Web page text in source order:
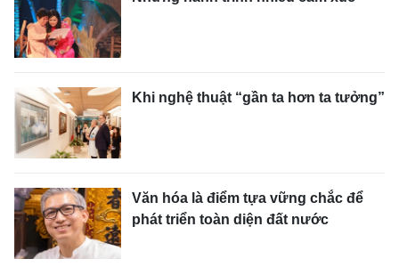
Khi nghệ thuật “gần ta hơn ta tưởng”
Văn hóa là điểm tựa vững chắc để
phát triển toàn diện đất nước